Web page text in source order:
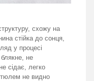
схожу на
стійка до сонця,
у процесі
блякне, не
сідає, легко
не видно